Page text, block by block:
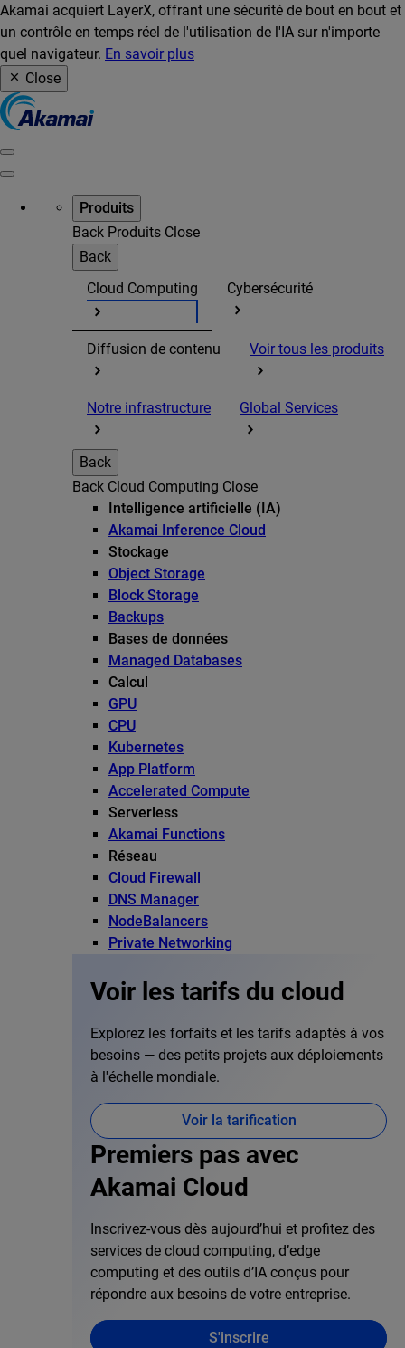
Akamai acquiert LayerX, offrant une sécurité de bout en bout et
un contrôle en temps réel de l'utilisation de l'IA sur n'importe
quel navigateur. En savoir plus
Close
Produits
Back Produits Close
Back
Cloud Computing
Cybersécurité
Diffusion de contenu Voir tous les produits
Notre infrastructure Global Services
Back
Back Cloud Computing Close
Intelligence artificielle (IA)
Akamai Inference Cloud
Stockage
Object Storage
Block Storage
Backups
Bases de données
Managed Databases
Calcul
GPU
CPU
Kubernetes
App Platform
Accelerated Compute
Serverless
Akamai Functions
Réseau
Cloud Firewall
DNS Manager
NodeBalancers
Private Networking
Voir les tarifs du cloud
Explorez les forfaits et les tarifs adaptés à vos
besoins — des petits projets aux déploiements
à l'échelle mondiale.
Voir la tarification
Premiers pas avec
Akamai Cloud
Inscrivez-vous dès aujourd’hui et profitez des
services de cloud computing, d’edge
computing et des outils d’IA conçus pour
répondre aux besoins de votre entreprise.
S'inscrire